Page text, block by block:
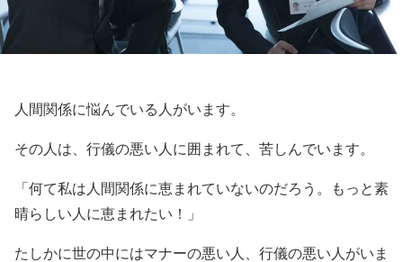
人間関係に悩んでいる人がいます。
その人は、行儀の悪い人に囲まれて、苦しんでいます。
「何て私は人間関係に恵まれていないのだろう。もっと素
晴らしい人に恵まれたい！」
たしかに世の中にはマナーの悪い人、行儀の悪い人がいま